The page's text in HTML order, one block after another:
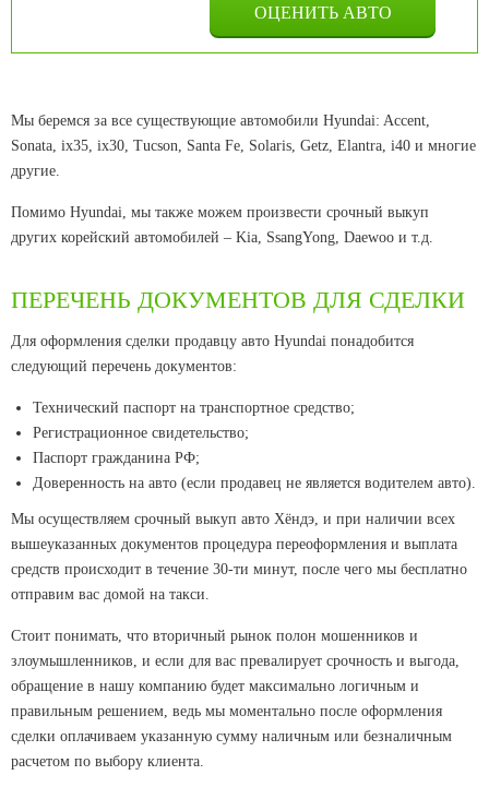
Мы беремся за все существующие автомобили Hyundai: Accent,
Sonata, ix35, ix30, Tucson, Santa Fe, Solaris, Getz, Elantra, i40 и многие
другие.
Помимо Hyundai, мы также можем произвести срочный выкуп
других корейский автомобилей – Kia, SsangYong, Daewoo и т.д.
ПЕРЕЧЕНЬ ДОКУМЕНТОВ ДЛЯ СДЕЛКИ
Для оформления сделки продавцу авто Hyundai понадобится
следующий перечень документов:
Технический паспорт на транспортное средство;
Регистрационное свидетельство;
Паспорт гражданина РФ;
Доверенность на авто (если продавец не является водителем авто).
Мы осуществляем срочный выкуп авто Хёндэ, и при наличии всех
вышеуказанных документов процедура переоформления и выплата
средств происходит в течение 30-ти минут, после чего мы бесплатно
отправим вас домой на такси.
Стоит понимать, что вторичный рынок полон мошенников и
злоумышленников, и если для вас превалирует срочность и выгода,
обращение в нашу компанию будет максимально логичным и
правильным решением, ведь мы моментально после оформления
сделки оплачиваем указанную сумму наличным или безналичным
расчетом по выбору клиента.